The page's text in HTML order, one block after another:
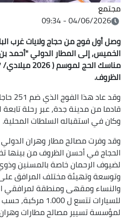
مجتمع
04/06/2026 - 09:34
وصل أول فوج من حجاج ولايات غرب
الخميس, إلى المطار الدولي "أحمد بن
الظروف.
وقد عاد
قادما من مدينة جدة, عبر رحلة تابعة
وكان في استقباله السلطات المحلية.
وقد وفرت مصالح مطار وهران الدولي
الحجاج في أحسن الظروف من بينها
لضيوف الرحمان خاصة بالمسنين وذوي
وتوسعة وتهيئة مختلف المرافق على
والنساء ومقهى ومنطقة لمرافقي
للسيارات تتسع ل 1.000
لمؤسسة تسيير مصالح مطارات وهران